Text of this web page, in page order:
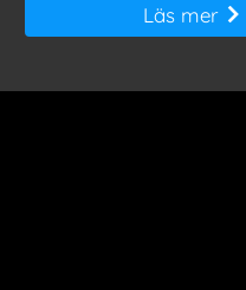
Läs mer